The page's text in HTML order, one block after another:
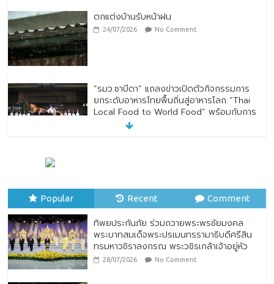
ตกแต่งบ้านรับหน้าฝน
24/07/2026 No Comment
“รมว.ซาบีดา” แถลงข่าวเปิดตัวกิจกรรมการ
ยกระดับอาหารไทยพื้นถิ่นสู่อาหารโลก “Thai
Local Food to World Food” พร้อมกับการ
เปิดตัวตราสัญลักษณ์ “Thailand Best
พระบาทสมเด็จพระปรเมนทรรามาธิบดีศรีสิน
ทรมหาวชิราลงกรณ พระวชิรเกล้าเจ้าอยู่หัว
Popular Recent Comment
ทิพยประกันภัย ร่วมถวายพระพรชัยมงคล
พระบาทสมเด็จพระปรเมนทรรามาธิบดีศรีสิน
ทรมหาวชิราลงกรณ พระวชิรเกล้าเจ้าอยู่หัว
28/07/2026 No Comment